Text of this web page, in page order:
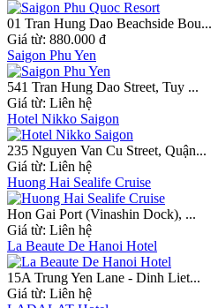
01 Tran Hung Dao Beachside Bou...
Giá từ: 880.000 đ
Saigon Phu Yen
541 Tran Hung Dao Street, Tuy ...
Giá từ: Liên hệ
Hotel Nikko Saigon
235 Nguyen Van Cu Street, Quận...
Giá từ: Liên hệ
Huong Hai Sealife Cruise
Hon Gai Port (Vinashin Dock), ...
Giá từ: Liên hệ
La Beaute De Hanoi Hotel
15A Trung Yen Lane - Dinh Liet...
Giá từ: Liên hệ